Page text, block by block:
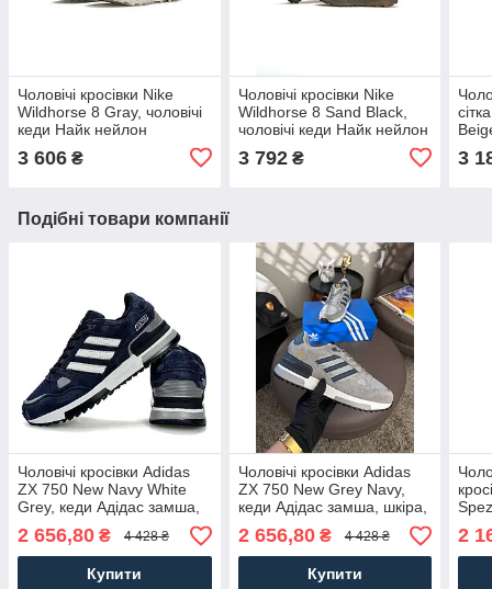
Чоловічі кросівки Nike
Wildhorse 8 Gray, чоловічі
кеди Найк нейлон
взуття
3 606 ₴
Чоловічі кросівки Nike
Wildhorse 8 Sand Black,
чоловічі кеди Найк нейлон
Чоловіче взуття
3 792₴ 3
Подібні товари компанії
Чоловічі кросівки Adidas
ZX 750 New Navy White
Grey, кеди Адідас замша,
шкіра, текстиль сині.
Чоловіче взуття
2 656,80 ₴ 4 428 ₴
Купити
Чоловічі кросівки Adidas
ZX 750 New Grey Navy,
кеди Адідас замша, шкіра,
текстиль сірі. Чоловіче
взуття
2 656,80₴ 4 428 ₴
Купити
2